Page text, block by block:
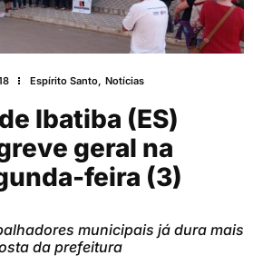
Espírito Santo, Notícias
Ibatiba (ES)
geral na
feira (3)
municipais já dura mais
da prefeitura